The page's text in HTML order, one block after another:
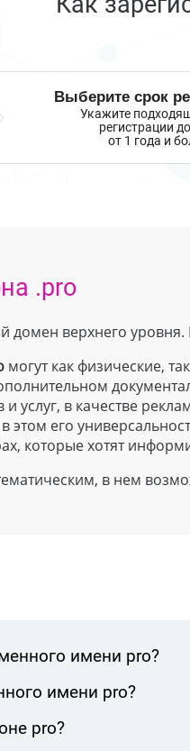
Выберите срок
Укажите
регистрации
от 1 года и
.pro
домен верхнего
могут как физические,
услуг, в качестве
этом его
которые хотят
в нем
имени pro?
имени pro?
pro?